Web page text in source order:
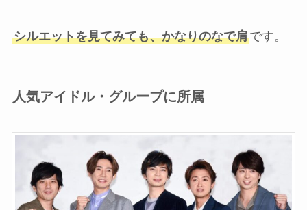
シルエットを見てみても、かなりのなで肩です。
人気アイドル・グループに所属